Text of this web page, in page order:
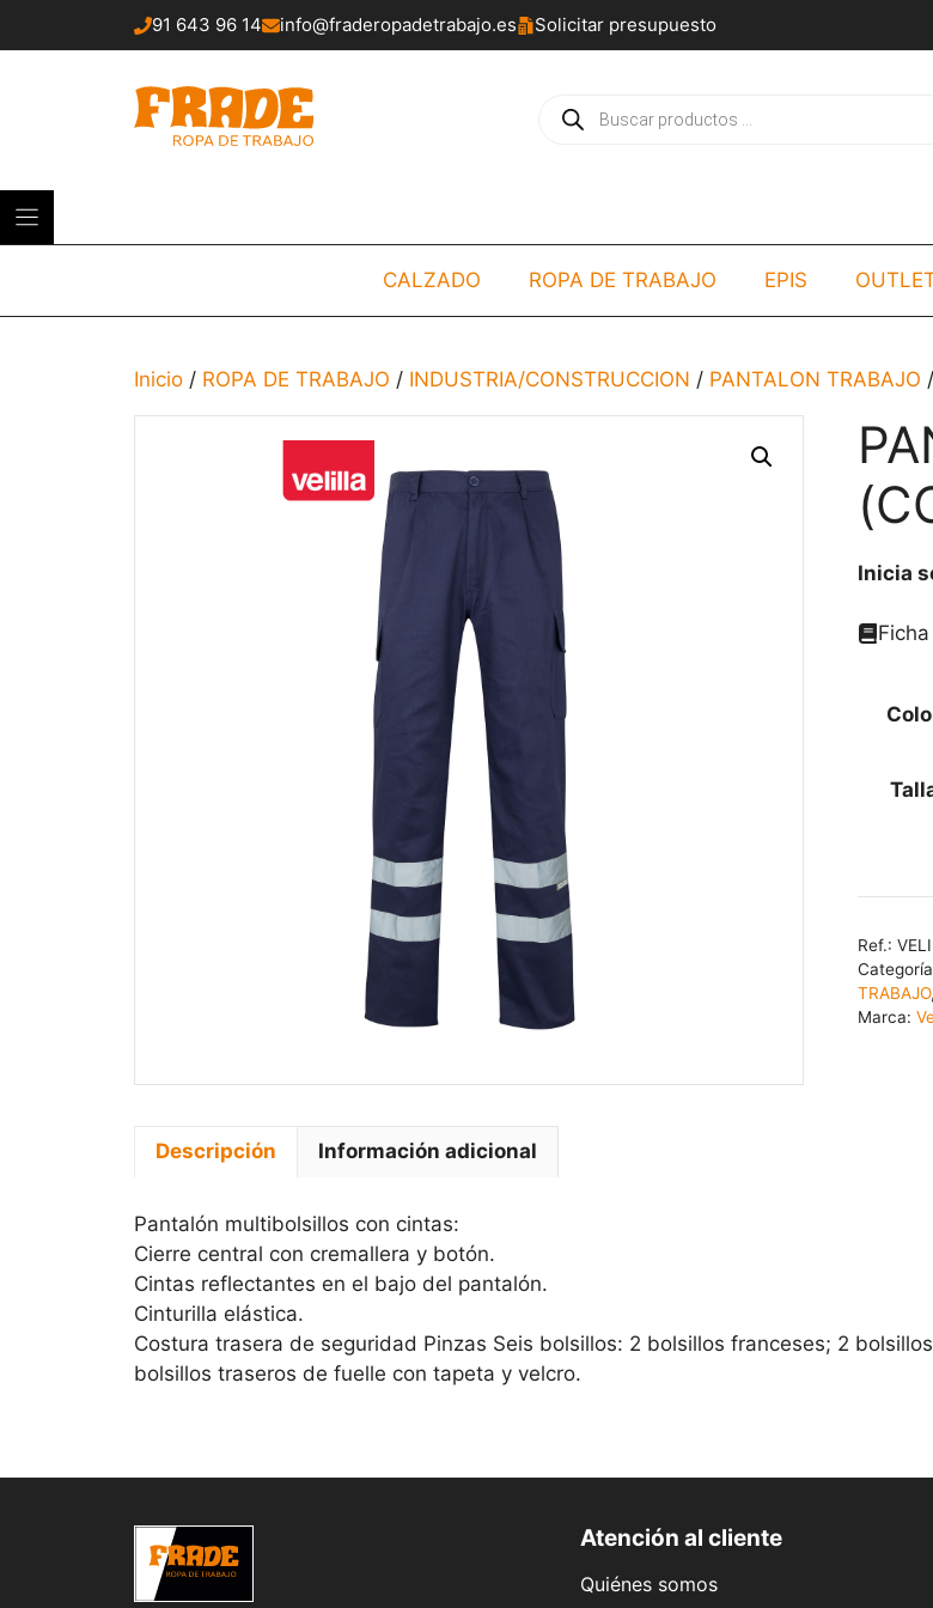
91 643 96 14 info@fraderopadetrabajo.es Solicitar presupuesto
Búsqueda
de
CALZADO ROPA DE TRABAJO EPIS
Inicio / ROPA DE TRABAJO / INDUSTRIA/CONSTRUCCION / PANTALON TRABAJO /
Inicia
Ref.:
TRABAJO,
Marca:
Descripción Información adicional
Pantalón multibolsillos con cintas:
Cierre central con cremallera y botón.
Cintas reflectantes en el bajo del pantalón.
Cinturilla elástica.
Costura trasera de seguridad Pinzas Seis bolsillos: 2 bolsillos franceses; 2
bolsillos traseros de fuelle con tapeta y velcro.
Atención al cliente
Quiénes somos